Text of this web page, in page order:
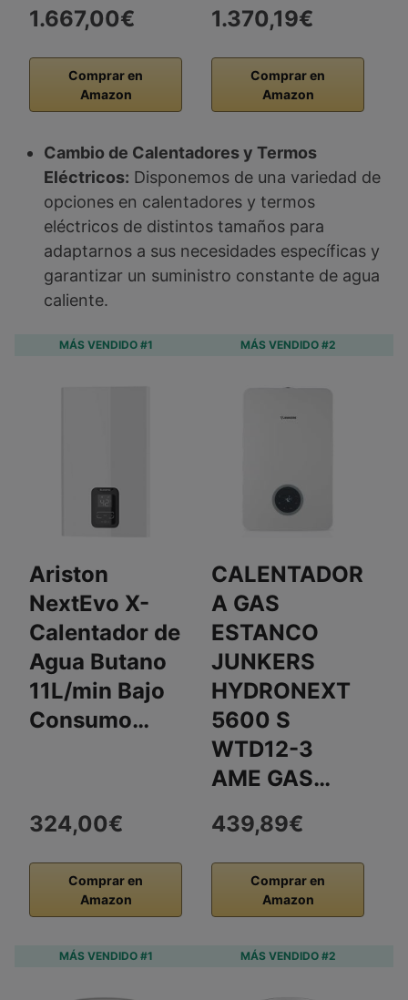
1.667,00€
Comprar en
Amazon
1.370,19€
Comprar en
Amazon
Cambio de Calentadores y Termos
Eléctricos: Disponemos de una variedad de
opciones en calentadores y termos
eléctricos de distintos tamaños para
adaptarnos a sus necesidades específicas y
garantizar un suministro constante de agua
caliente.
MÁS VENDIDO #1
Ariston
NextEvo X-
Calentador de
Agua Butano
11L/min Bajo
Consumo…
324,00€
Comprar en
Amazon
MÁS VENDIDO #2
CALENTADOR
A GAS
ESTANCO
JUNKERS
HYDRONEXT
5600 S
WTD12-3
AME GAS…
439,89€
Comprar en
Amazon
MÁS VENDIDO #1 MÁS VENDIDO #2